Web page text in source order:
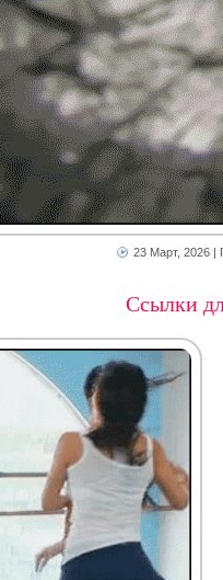
23 Март, 2026|
Ссылки